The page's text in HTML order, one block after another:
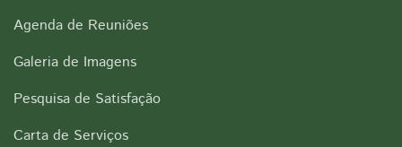
Agenda de Reuniões
Galeria de Imagens
Pesquisa de Satisfação
Carta de Serviços